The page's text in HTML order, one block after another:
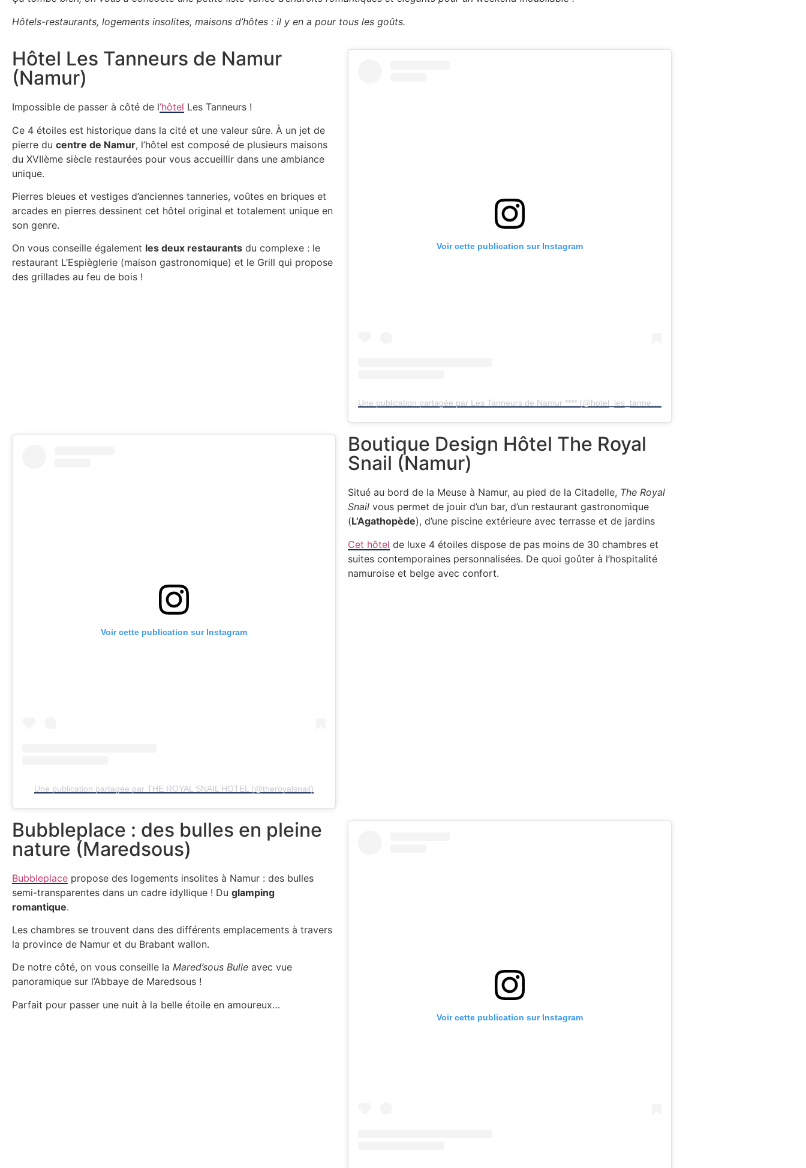
Hôtels-restaurants, logements insolites, maisons d’hôtes : il y en a pour tous les goûts.
Hôtel Les Tanneurs de Namur
(Namur)
Impossible de passer à côté de l’hôtel Les Tanneurs !
Ce 4 étoiles est historique dans la cité et une valeur sûre. À un jet de
pierre du centre de Namur, l’hôtel est composé de plusieurs maisons
du XVIIème siècle restaurées pour vous accueillir dans une ambiance
unique.
Pierres bleues et vestiges d’anciennes tanneries, voûtes en briques et
arcades en pierres dessinent cet hôtel original et totalement unique en
son genre.
On vous conseille également les deux restaurants du complexe : le
restaurant L’Espièglerie (maison gastronomique) et le Grill qui propose
des grillades au feu de bois !
Voir cette publication sur Instagram
Une publication partagée par Les Tanneurs de Namur **** (@hotel_les_tanneurs)
Voir cette publication sur Instagram
Une publication partagée par THE ROYAL SNAIL HOTEL (@theroyalsnail)
Boutique Design Hôtel The Royal
Snail (Namur)
Situé au bord de la Meuse à Namur, au pied de la Citadelle, The Royal
Snail vous permet de jouir d’un bar, d’un restaurant gastronomique
(L’Agathopède), d’une piscine extérieure avec terrasse et de jardins
Cet hôtel de luxe 4 étoiles dispose de pas moins de 30 chambres et
suites contemporaines personnalisées. De quoi goûter à l’hospitalité
namuroise et belge avec confort.
Bubbleplace : des bulles en pleine
nature (Maredsous)
Bubbleplace propose des logements insolites à Namur : des bulles
semi-transparentes dans un cadre idyllique ! Du glamping
romantique.
Les chambres se trouvent dans des différents emplacements à travers
la province de Namur et du Brabant wallon.
De notre côté, on vous conseille la Mared’sous Bulle avec vue
panoramique sur l’Abbaye de Maredsous !
Parfait pour passer une nuit à la belle étoile en amoureux…
Voir cette publication sur Instagram